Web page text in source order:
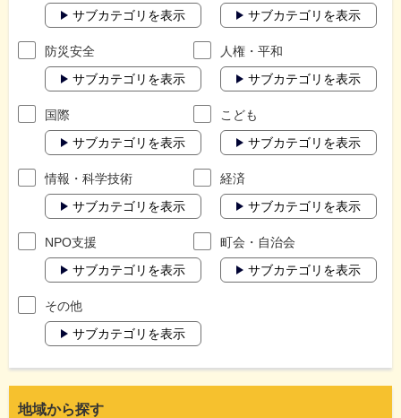
サブカテゴリを表示
サブカテゴリを表示
防災安全
サブカテゴリを表示
人権・平和
サブカテゴリを表示
国際
サブカテゴリを表示
こども
サブカテゴリを表示
情報・科学技術
サブカテゴリを表示
経済
サブカテゴリを表示
NPO支援
サブカテゴリを表示
町会・自治会
サブカテゴリを表示
その他
サブカテゴリを表示
地域から探す